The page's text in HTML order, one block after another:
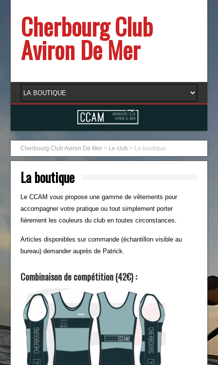
Cherbourg Club
Aviron De Mer
Cherbourg Club Aviron De Mer > Le club > La boutique
La boutique
Le CCAM vous propose une gamme de vêtements pour
accompagner votre pratique ou tout simplement porter
fièrement les couleurs du club en toutes circonstances.
Articles disponibles sur commande (échantillon visible au
bureau) demander auprès de Patrick.
Combinaison de compétition (42€) :